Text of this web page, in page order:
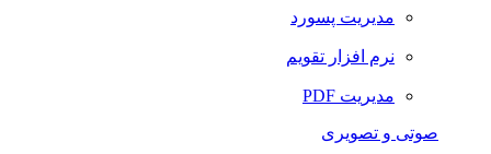
مدیریت پسورد
نرم افزار تقویم
مدیریت PDF
صوتی و تصویری